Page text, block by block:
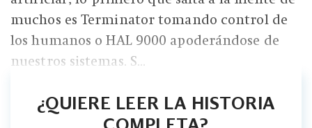
muchos es Terminator tomando control de
los humanos o HAL 9000 apoderándose de
nuestros sistemas. S...
¿QUIERE LEER LA HISTORIA